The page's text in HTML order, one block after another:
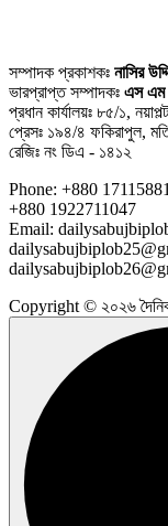
সম্পাদক প্রকাশকঃ নাসির
ভারপ্রাপ্ত সম্পাদকঃ এস
প্রধান কার্যালয়ঃ ৮৫/১,
প্রেসঃ ১৯৪/৪ ফকিরাপুল,
রেজিঃ নং ডিএ - ১৪১২
Phone: +880
+880 1922711047
Email:
Copyright © ২০২৬